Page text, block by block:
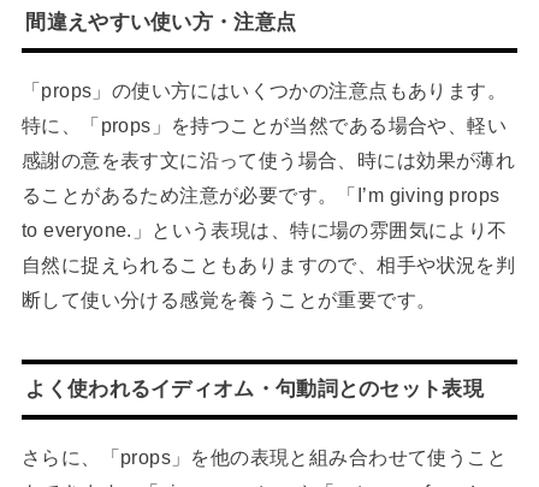
間違えやすい使い方・注意点
「props」の使い方にはいくつかの注意点もあります。
特に、「props」を持つことが当然である場合や、軽い
感謝の意を表す文に沿って使う場合、時には効果が薄れ
ることがあるため注意が必要です。「I’m giving props
to everyone.」という表現は、特に場の雰囲気により不
自然に捉えられることもありますので、相手や状況を判
断して使い分ける感覚を養うことが重要です。
よく使われるイディオム・句動詞とのセット表現
さらに、「props」を他の表現と組み合わせて使うこと